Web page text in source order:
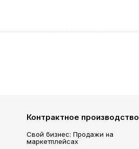
Контрактное производство
Свой бизнес: Продажи на
маркетплейсах